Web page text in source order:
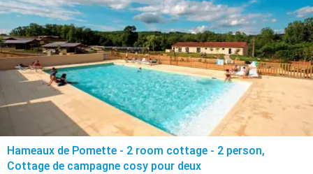
Hameaux de Pomette - 2 room cottage - 2 person,
Cottage de campagne cosy pour deux